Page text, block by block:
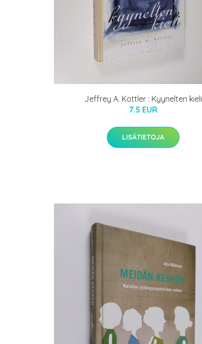
Jeffrey A. Kottler : Kyynelten kieli
7.5 EUR
LISÄTIETOJA